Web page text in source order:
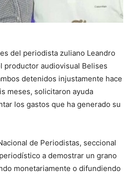
del periodista zuliano Leandro
productor audiovisual Belises
detenidos injustamente hace
meses, solicitaron ayuda
los gastos que ha generado su
de Periodistas, seccional
a demostrar un grano
monetariamente o difundiendo